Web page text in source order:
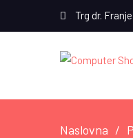
Trg dr.
Naslovna